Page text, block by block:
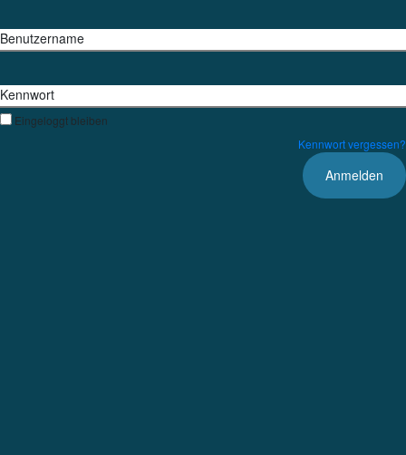
Benutzername
Kennwort
Eingeloggt bleiben
Kennwort vergessen?